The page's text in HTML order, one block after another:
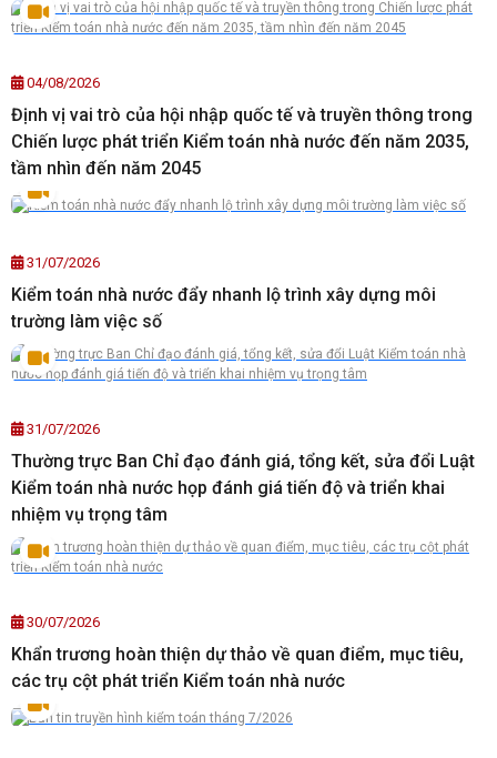
04/08/2026
Định vị vai trò của hội nhập quốc tế và truyền thông trong
Chiến lược phát triển Kiểm toán nhà nước đến năm 2035,
tầm nhìn đến năm 2045
31/07/2026
Kiểm toán nhà nước đẩy nhanh lộ trình xây dựng môi
trường làm việc số
31/07/2026
Thường trực Ban Chỉ đạo đánh giá, tổng kết, sửa đổi Luật
Kiểm toán nhà nước họp đánh giá tiến độ và triển khai
nhiệm vụ trọng tâm
30/07/2026
Khẩn trương hoàn thiện dự thảo về quan điểm, mục tiêu,
các trụ cột phát triển Kiểm toán nhà nước